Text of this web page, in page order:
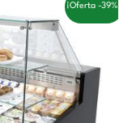
¡Oferta -39%!